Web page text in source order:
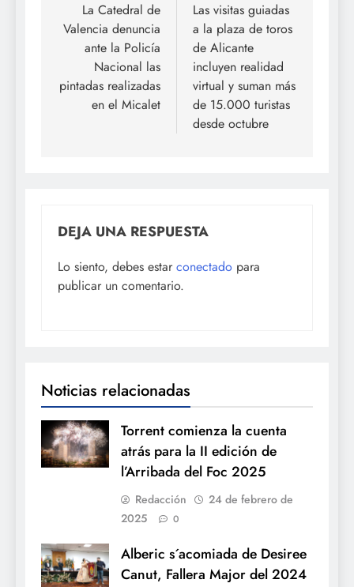
entradas
La Catedral de
Valencia denuncia
ante la Policía
Nacional las
pintadas realizadas
en el Micalet
Las visitas guiadas
a la plaza de toros
de Alicante
incluyen realidad
virtual y suman más
de 15.000 turistas
desde octubre
DEJA UNA RESPUESTA
Lo siento, debes estar conectado para
publicar un comentario.
Noticias relacionadas
Torrent comienza la cuenta
atrás para la II edición de
l’Arribada del Foc 2025
Redacción
24 de febrero de
2025
0
Alberic s´acomiada de Desiree
Canut, Fallera Major del 2024